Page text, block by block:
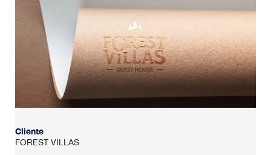
Cliente
FOREST VILLAS